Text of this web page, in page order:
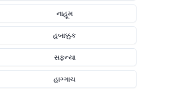
નાહૂમ
હબાક્કુક
સફન્યા
હાગ્ગાચ